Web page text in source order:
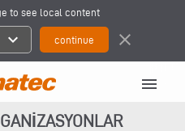
to see local content
expand_more close
menu